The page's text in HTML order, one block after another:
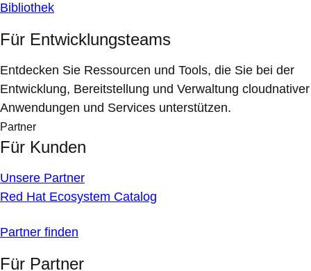
Bibliothek
Für Entwicklungsteams
Entdecken Sie Ressourcen und Tools, die Sie bei der
Entwicklung, Bereitstellung und Verwaltung cloudnativer
Anwendungen und Services unterstützen.
Partner
Für Kunden
Unsere Partner
Red Hat Ecosystem Catalog
Partner finden
Für Partner